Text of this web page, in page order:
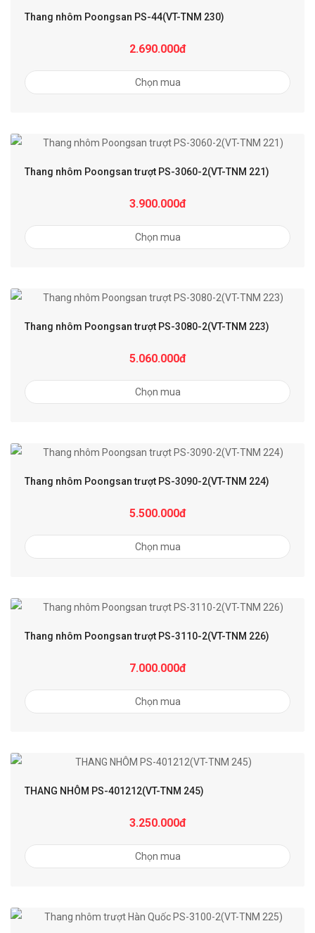
Thang nhôm Poongsan PS-44(VT-TNM 230)
2.690.000đ
Chọn mua
Thang nhôm Poongsan trượt PS-3060-2(VT-TNM 221)
3.900.000đ
Chọn mua
Thang nhôm Poongsan trượt PS-3080-2(VT-TNM 223)
5.060.000đ
Chọn mua
Thang nhôm Poongsan trượt PS-3090-2(VT-TNM 224)
5.500.000đ
Chọn mua
Thang nhôm Poongsan trượt PS-3110-2(VT-TNM 226)
7.000.000đ
Chọn mua
THANG NHÔM PS-401212(VT-TNM 245)
3.250.000đ
Chọn mua